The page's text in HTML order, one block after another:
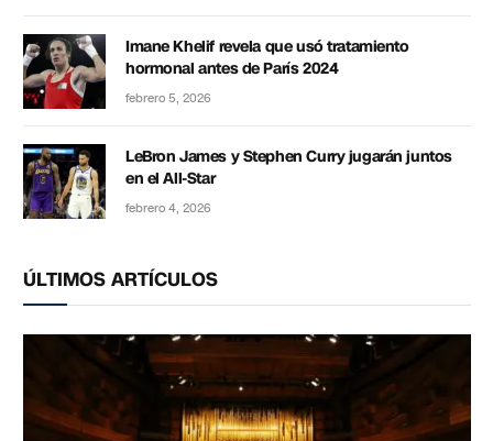
Imane Khelif revela que usó tratamiento
hormonal antes de París 2024
febrero 5, 2026
LeBron James y Stephen Curry jugarán juntos
en el All-Star
febrero 4, 2026
ÚLTIMOS ARTÍCULOS